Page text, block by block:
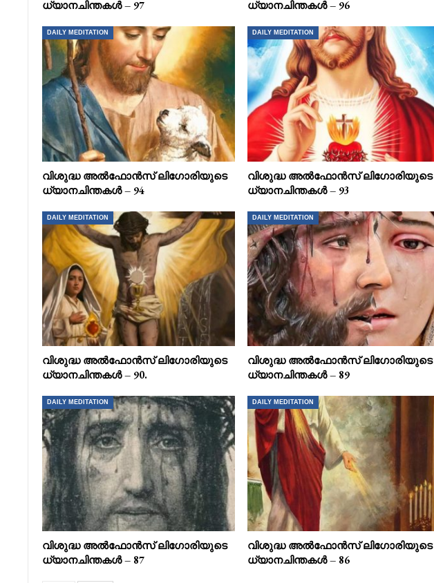
ധ്യാനചിന്തകൾ – 97
ധ്യാനചിന്തകൾ – 96
DAILY MEDITATION
വിശുദ്ധ അൽഫോൻസ് ലിഗോരിയുടെ
ധ്യാനചിന്തകൾ – 94
DAILY MEDITATION
വിശുദ്ധ അൽഫോൻസ് ലിഗോരിയുടെ
ധ്യാനചിന്തകൾ – 93
DAILY MEDITATION
വിശുദ്ധ അൽഫോൻസ് ലിഗോരിയുടെ
ധ്യാനചിന്തകൾ – 90.
DAILY MEDITATION
വിശുദ്ധ അൽഫോൻസ് ലിഗോരിയുടെ
ധ്യാനചിന്തകൾ – 89
DAILY MEDITATION
വിശുദ്ധ അൽഫോൻസ് ലിഗോരിയുടെ
ധ്യാനചിന്തകൾ – 87
DAILY MEDITATION
വിശുദ്ധ അൽഫോൻസ് ലിഗോരിയുടെ
ധ്യാനചിന്തകൾ – 86